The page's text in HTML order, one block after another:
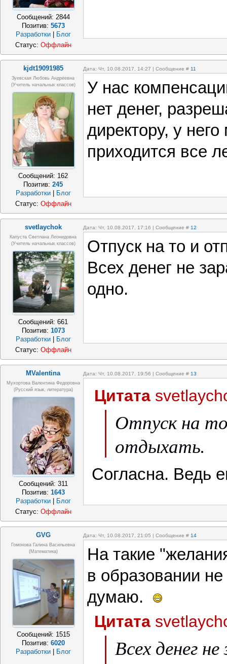
Сообщений: 2844
Позитив: 5673
Разработки
Блог
Статус: Оффлайн
kjdt19091985 Дата: Чт, 10.08.2017, 14:27 | Сообщение # 11
Зуевская Любовь Андреевна
(учитель начальных классов)
Сообщений: 162
Позитив:245
Разработки | Блог
У нас
нет денег,
директору, у
приходится все
Статус: Оффлайн
svetlaychok Дата: Чт, 10.08.2017, 17:16 | Сообщение # 12
Капуста Светлана Леонидовна
(учитель начальных классов)
Сообщений:661
Позитив: 1073
Разработки
Блог
Отпуск на то и
Всех денег не
одно.
Статус: Оффлайн
MValentina Дата: Чт, 10.08.2017, 19:56 | Сообщение # 13
Мухортова Валентина Федоровна
(русский язык, литература)
Сообщений: 311
Позитив: 1643
Разработки
Блог
Цитата
Отпуск на
отдыхать.
Согласна. Ведь
Статус: Оффлайн
GVG Дата: Чт, 10.08.2017, 21:05 | Сообщение # 14
Гомонова Галина Васильевна
(математика)
Сообщений: 1515
Позитив: 6020
Разработки
Блог
На такие
в образовании
думаю.
Цитата
Всех денег